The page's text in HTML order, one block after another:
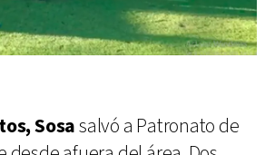
Sosasalvó a Patronato de